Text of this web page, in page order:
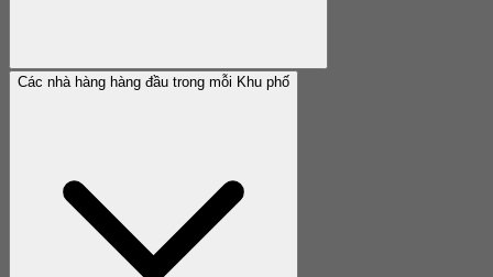
Các nhà hàng hàng đầu trong mỗi Khu phố